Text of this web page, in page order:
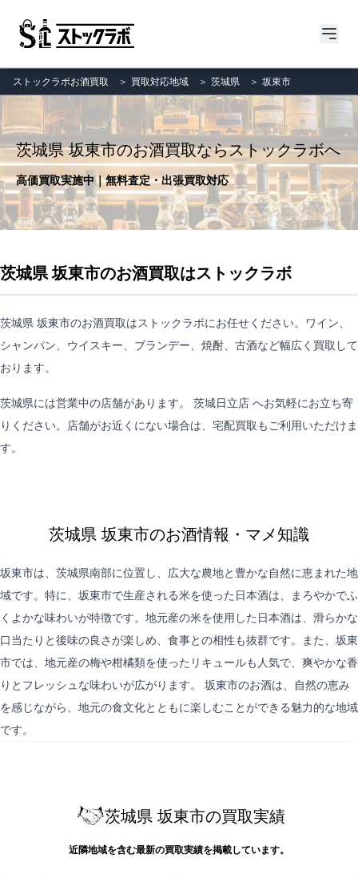
ストックラボお酒買取 ＞ 買取対応地域 ＞ 茨城県 ＞ 坂東市
茨城県 坂東市のお酒買取ならストックラボへ
高価買取実施中｜無料査定・出張買取対応
茨城県 坂東市のお酒買取はストックラボ
茨城県 坂東市のお酒買取はストックラボにお任せください。ワイン、
シャンパン、ウイスキー、ブランデー、焼酎、古酒など幅広く買取して
おります。
茨城県には営業中の店舗があります。 茨城日立店 へお気軽にお立ち寄
りください。店舗がお近くにない場合は、 宅配買取 もご利用いただけま
す。
茨城県 坂東市のお酒情報・マメ知識
坂東市は、茨城県南部に位置し、広大な農地と豊かな自然に恵まれた地
域です。特に、坂東市で生産される米を使った日本酒は、まろやかでふ
くよかな味わいが特徴です。地元産の米を使用した日本酒は、滑らかな
口当たりと後味の良さが楽しめ、食事との相性も抜群です。また、坂東
市では、地元産の梅や柑橘類を使ったリキュールも人気で、爽やかな香
りとフレッシュな味わいが広がります。 坂東市のお酒は、自然の恵み
を感じながら、地元の食文化とともに楽しむことができる魅力的な地域
です。
茨城県 坂東市の買取実績
近隣地域を含む最新の買取実績を掲載しています。